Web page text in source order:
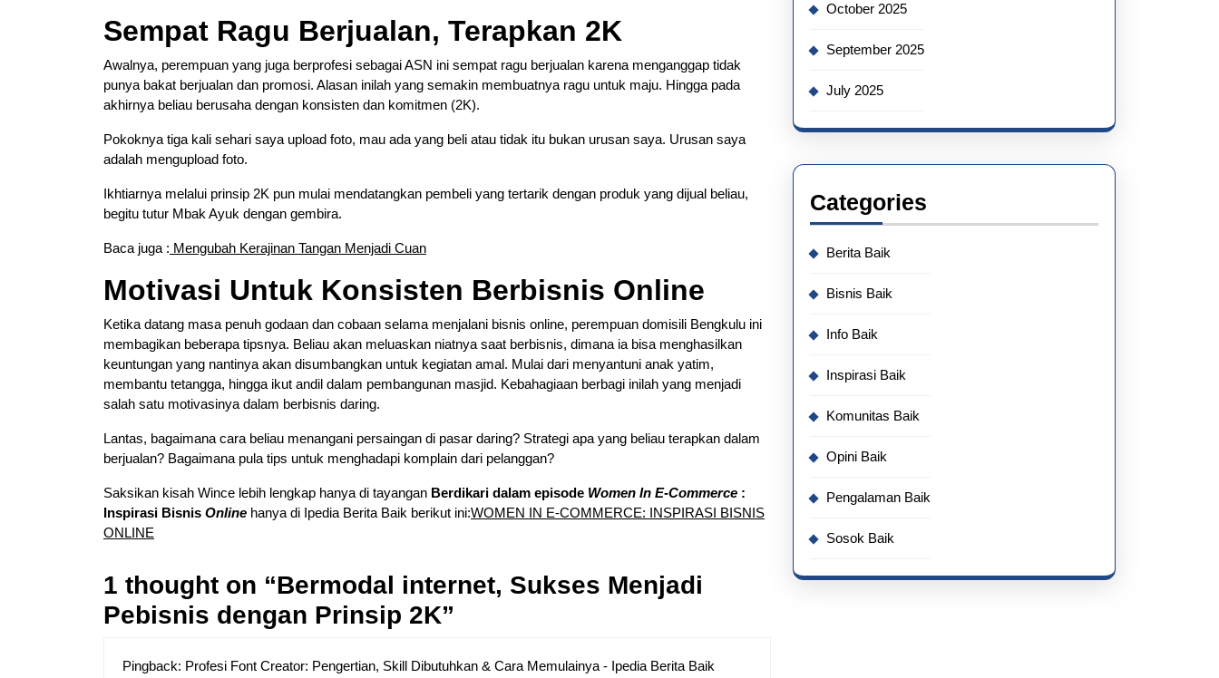
Sempat Ragu Berjualan, Terapkan 2K
Awalnya, perempuan yang juga berprofesi sebagai ASN ini sempat ragu berjualan karena menganggap tidak
punya bakat berjualan dan promosi. Alasan inilah yang semakin membuatnya ragu untuk maju. Hingga pada
akhirnya beliau berusaha dengan konsisten dan komitmen (2K).
Pokoknya tiga kali sehari saya upload foto, mau ada yang beli atau tidak itu bukan urusan saya. Urusan saya
adalah mengupload foto.
Ikhtiarnya melalui prinsip 2K pun mulai mendatangkan pembeli yang tertarik dengan produk yang dijual beliau,
begitu tutur Mbak Ayuk dengan gembira.
Baca juga : Mengubah Kerajinan Tangan Menjadi Cuan
Motivasi Untuk Konsisten Berbisnis Online
Ketika datang masa penuh godaan dan cobaan selama menjalani bisnis online, perempuan domisili Bengkulu ini
membagikan beberapa tipsnya. Beliau akan meluaskan niatnya saat berbisnis, dimana ia bisa menghasilkan
keuntungan yang nantinya akan disumbangkan untuk kegiatan amal. Mulai dari menyantuni anak yatim,
membantu tetangga, hingga ikut andil dalam pembangunan masjid. Kebahagiaan berbagi inilah yang menjadi
salah satu motivasinya dalam berbisnis daring.
Lantas, bagaimana cara beliau menangani persaingan di pasar daring? Strategi apa yang beliau terapkan dalam
berjualan? Bagaimana pula tips untuk menghadapi komplain dari pelanggan?
Saksikan kisah Wince lebih lengkap hanya di tayangan Berdikari dalam episode Women In E-Commerce :
Inspirasi Bisnis Online hanya di Ipedia Berita Baik berikut ini:WOMEN IN E-COMMERCE: INSPIRASI BISNIS
ONLINE
1 thought on “Bermodal internet, Sukses Menjadi
Pebisnis dengan Prinsip 2K”
Pingback: Profesi Font Creator: Pengertian, Skill Dibutuhkan & Cara Memulainya - Ipedia Berita Baik
October 2025
September 2025
July 2025
Categories
Berita Baik
Bisnis Baik
Info Baik
Inspirasi Baik
Komunitas Baik
Opini Baik
Pengalaman Baik
Sosok Baik